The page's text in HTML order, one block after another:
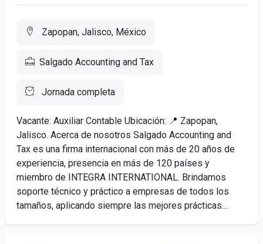
Zapopan, Jalisco, México
Salgado Accounting and Tax
Jornada completa
Vacante: Auxiliar Contable Ubicación: 📍 Zapopan,
Jalisco. Acerca de nosotros Salgado Accounting and
Tax es una firma internacional con más de 20 años de
experiencia, presencia en más de 120 países y
miembro de INTEGRA INTERNATIONAL. Brindamos
soporte técnico y práctico a empresas de todos los
tamaños, aplicando siempre las mejores prácticas...